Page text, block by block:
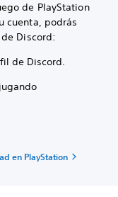
de PlayStation
cuenta, podrás
Discord:
de Discord.
en PlayStation